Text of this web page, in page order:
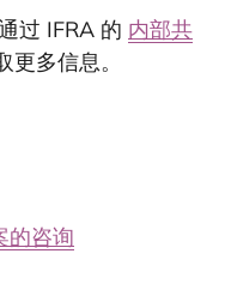
过 IFRA 的 内部共
更多信息。
的咨询